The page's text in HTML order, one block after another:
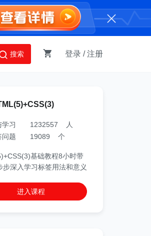
搜索 登录 /注册
学习 1232557 人
问题 19089 个
基础教程8小时带
步深入学习标签用法和意义
进入课程